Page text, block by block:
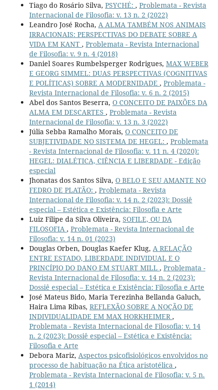
Tiago do Rosário Silva, PSYCHÉ: , Problemata - Revista
Internacional de Filosofia: v. 13 n. 2 (2022)
Leandro José Rocha, A ALMA TAMBÉM NOS ANIMAIS
IRRACIONAIS: PERSPECTIVAS DO DEBATE SOBRE A
VIDA EM KANT , Problemata - Revista Internacional
de Filosofia: v. 9 n. 4 (2018)
Daniel Soares Rumbelsperger Rodrigues, MAX WEBER
E GEORG SIMMEL: DUAS PERSPECTIVAS (COGNITIVAS
E POLÍTICAS) SOBRE A MODERNIDADE , Problemata -
Revista Internacional de Filosofia: v. 6 n. 2 (2015)
Abel dos Santos Beserra, O CONCEITO DE PAIXÕES DA
ALMA EM DESCARTES , Problemata - Revista
Internacional de Filosofia: v. 13 n. 3 (2022)
Júlia Sebba Ramalho Morais, O CONCEITO DE
SUBJETIVIDADE NO SISTEMA DE HEGEL: , Problemata
- Revista Internacional de Filosofia: v. 11 n. 4 (2020):
HEGEL: DIALÉTICA, CIÊNCIA E LIBERDADE - Edição
especial
Jhonatas dos Santos Silva, O BELO E SEU AMANTE NO
FEDRO DE PLATÃO: , Problemata - Revista
Internacional de Filosofia: v. 14 n. 2 (2023): Dossiê
especial – Estética e Existência: Filosofia e Arte
Luiz Filipe da Silva Oliveira, SOFILE, OU DA
FILOSOFIA , Problemata - Revista Internacional de
Filosofia: v. 14 n. 01 (2023)
Douglas Orben, Douglas Kaefer Klug, A RELAÇÃO
ENTRE ESTADO, LIBERDADE INDIVIDUAL E O
PRINCÍPIO DO DANO EM STUART MILL , Problemata -
Revista Internacional de Filosofia: v. 14 n. 2 (2023):
Dossiê especial – Estética e Existência: Filosofia e Arte
José Mateus Bido, Maria Terezinha Bellanda Galuch,
Haira Lima Ribas, REFLEXÃO SOBRE A NOÇÃO DE
INDIVIDUALIDADE EM MAX HORKHEIMER,
Problemata - Revista Internacional de Filosofia: v. 14
n. 2 (2023): Dossiê especial – Estética e Existência:
Filosofia e Arte
Debora Mariz, Aspectos psicofisiológicos envolvidos no
processo de habituação na Ética aristotélica ,
Problemata - Revista Internacional de Filosofia: v. 5 n.
1 (2014)